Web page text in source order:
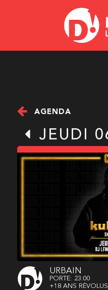
AGENDA
JEUDI
URBAIN
PORTE: 23:00
+18 ANS RÉVOLUS